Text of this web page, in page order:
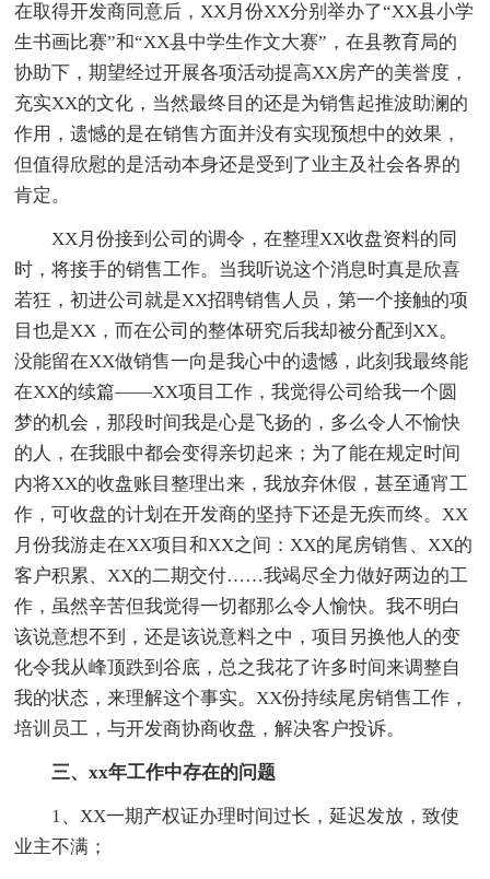
在取得开发商同意后，XX月份XX分别举办了“XX县小学
生书画比赛”和“XX县中学生作文大赛”，在县教育局的
协助下，期望经过开展各项活动提高XX房产的美誉度，
充实XX的文化，当然最终目的还是为销售起推波助澜的
作用，遗憾的是在销售方面并没有实现预想中的效果，
但值得欣慰的是活动本身还是受到了业主及社会各界的
肯定。
XX月份接到公司的调令，在整理XX收盘资料的同
时，将接手的销售工作。当我听说这个消息时真是欣喜
若狂，初进公司就是XX招聘销售人员，第一个接触的项
目也是XX，而在公司的整体研究后我却被分配到XX。
没能留在XX做销售一向是我心中的遗憾，此刻我最终能
在XX的续篇——XX项目工作，我觉得公司给我一个圆
梦的机会，那段时间我是心是飞扬的，多么令人不愉快
的人，在我眼中都会变得亲切起来；为了能在规定时间
内将XX的收盘账目整理出来，我放弃休假，甚至通宵工
作，可收盘的计划在开发商的坚持下还是无疾而终。XX
月份我游走在XX项目和XX之间：XX的尾房销售、XX的
客户积累、XX的二期交付……我竭尽全力做好两边的工
作，虽然辛苦但我觉得一切都那么令人愉快。我不明白
该说意想不到，还是该说意料之中，项目另换他人的变
化令我从峰顶跌到谷底，总之我花了许多时间来调整自
我的状态，来理解这个事实。XX份持续尾房销售工作，
培训员工，与开发商协商收盘，解决客户投诉。
三、xx年工作中存在的问题
1、XX一期产权证办理时间过长，延迟发放，致使
业主不满；